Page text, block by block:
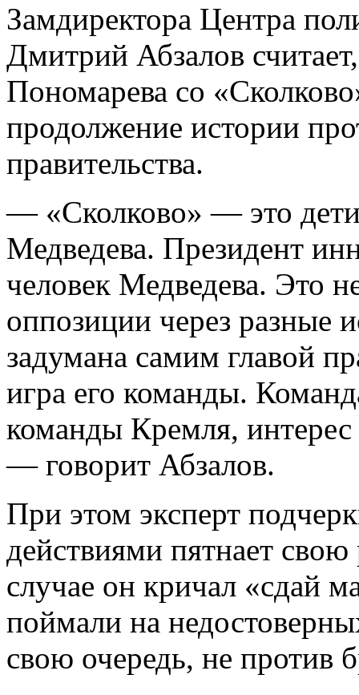
Замдиректора Центра
Дмитрий Абзалов
Пономарева со
продолжение истории
правительства.
— «Сколково» — это
Медведева. Президент
человек Медведева. Это
оппозиции через разные
задумана самим главой
игра его команды.
команды Кремля,
— говорит Абзалов.
При этом эксперт
действиями пятнает
случае он кричал «сдай
поймали на
свою очередь, не против